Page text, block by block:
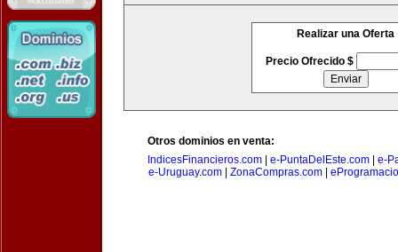
Realizar una Oferta
Precio Ofrecido $
Otros dominios en venta:
IndicesFinancieros.com
e-PuntaDelEste.com
e-
e-Uruguay.com
ZonaCompras.com